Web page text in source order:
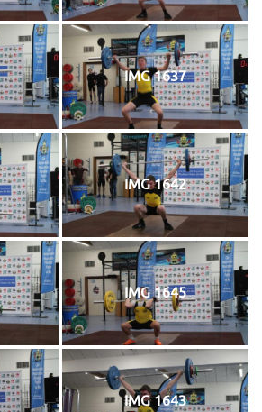
IMG 1637
IMG 1642
IMG 1645
IMG 1643